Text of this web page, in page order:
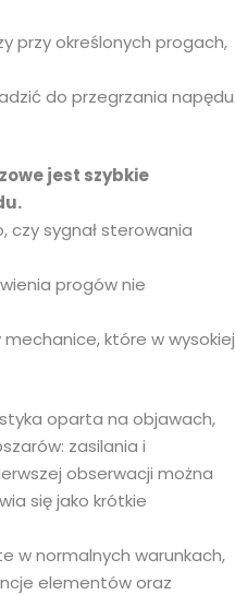
przy określonych progach,
do przegrzania napędu
jest szybkie
czy sygnał sterowania
progów nie
które w wysokiej
oparta na objawach,
zasilania i
obserwacji można
się jako krótkie
w normalnych warunkach,
elementów oraz